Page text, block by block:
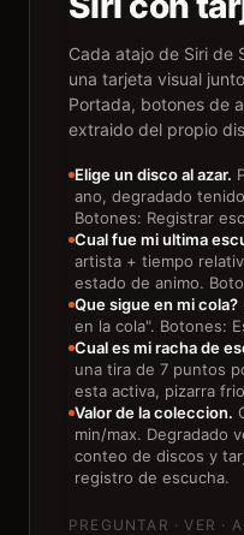
Cada atajo de Siri de
una tarjeta visual
Portada, botones de
extraido del propio
Elige un disco al azar.
ano, degradado
Botones: Registrar
Cual fue mi ultima
artista + tiempo
estado de animo.
Que sigue en mi cola?
en la cola". Botones:
Cual es mi racha de
una tira de 7 puntos
esta activa, pizarra
Valor de la coleccion.
min/max. Degradado
conteo de discos y
registro de escucha.
PREGUNTAR · VER ·